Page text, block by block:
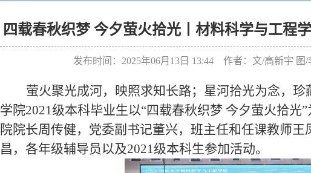
四载春秋织梦 今夕萤火拾光丨材料科学与工程
发布时间：2025年06月13日 13:44 作者：文/高新宇
萤火聚光成河，映照求知长路；星河拾光为念，珍
学院2021级本科毕业生以“四载春秋织梦 今夕萤火拾光
院院长周传健，党委副书记董兴， 班主任和任课教师王
昌，各年级辅导员以及2021级本科生参加活动。